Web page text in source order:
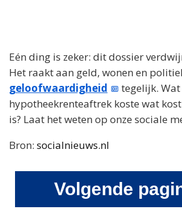
Eén ding is zeker: dit dossier
Het raakt aan geld, wonen en
geloofwaardigheid
tegelijk.
hypotheekrenteaftrek koste wat
is? Laat het weten op onze sociale
Bron: socialnieuws.nl
Volgende